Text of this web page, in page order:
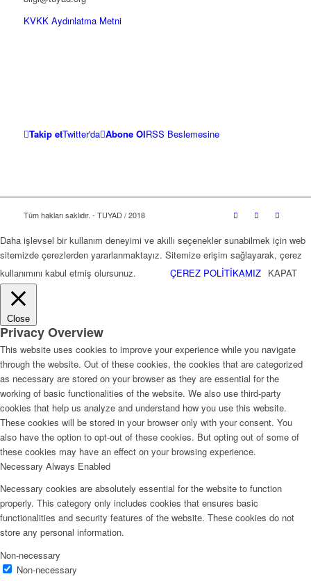
KVKK Aydınlatma Metni
Takip etTwitter'da Abone OlRSS Beslemesine
Tüm hakları saklıdır. - TUYAD / 2018
Daha işlevsel bir kullanım deneyimi ve akıllı seçenekler sunabilmek için web
sitemizde çerezlerden yararlanmaktayız. Sitemize erişim sağlayarak, çerez
kullanımını kabul etmiş olursunuz.
ÇEREZ POLİTİKAMIZ KAPAT
Close
Privacy Overview
This website uses cookies to improve your experience while you navigate
through the website. Out of these cookies, the cookies that are categorized
as necessary are stored on your browser as they are essential for the
working of basic functionalities of the website. We also use third-party
cookies that help us analyze and understand how you use this website.
These cookies will be stored in your browser only with your consent. You
also have the option to opt-out of these cookies. But opting out of some of
these cookies may have an effect on your browsing experience.
Necessary Always Enabled
Necessary cookies are absolutely essential for the website to function
properly. This category only includes cookies that ensures basic
functionalities and security features of the website. These cookies do not
store any personal information.
Non-necessary
Non-necessary